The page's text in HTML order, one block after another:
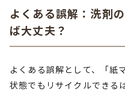
よくある誤解：洗剤
ば大丈夫？
よくある誤解として、「紙
状態でもリサイクルできる